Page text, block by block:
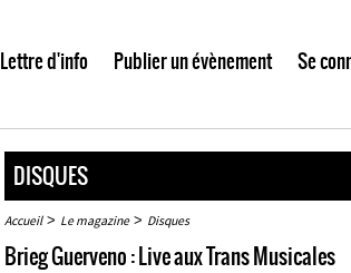
Lettre d'info Publier un évènement Se
DISQUES
Accueil> Le magazine> Disques
Brieg Guerveno : Live aux Trans Musicales